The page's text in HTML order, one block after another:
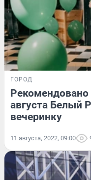
ГОРОД
августа Белый
вечеринку
11 августа, 2022, 09:00